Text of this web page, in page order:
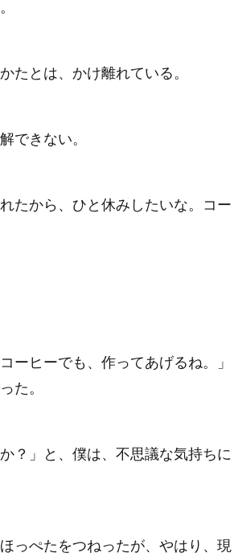
たとは、かけ離れている。
できない。
たから、ひと休みしたいな。コー
ーヒーでも、作ってあげるね。」
た。
？」と、僕は、不思議な気持ちに
っぺたをつねったが、やはり、現